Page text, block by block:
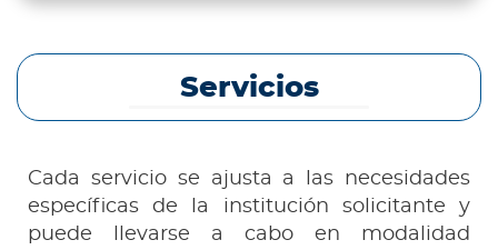
Servicios
Cada servicio se ajusta a las necesidades
específicas de la institución solicitante y
puede llevarse a cabo en modalidad